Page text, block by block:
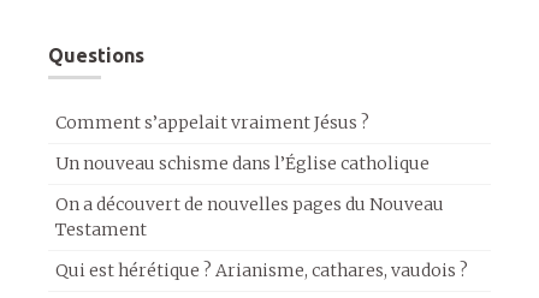
Questions
Comment s’appelait vraiment Jésus ?
Un nouveau schisme dans l’Église catholique
On a découvert de nouvelles pages du Nouveau
Testament
Qui est hérétique ? Arianisme, cathares, vaudois ?